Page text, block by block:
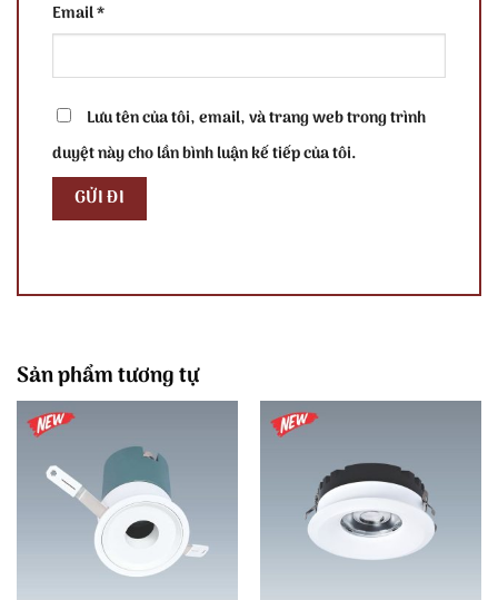
Email*
Lưu tên của tôi, email, và trang web trong trình
duyệt này cho lần bình luận kế tiếp của tôi.
Sản phẩm tương tự